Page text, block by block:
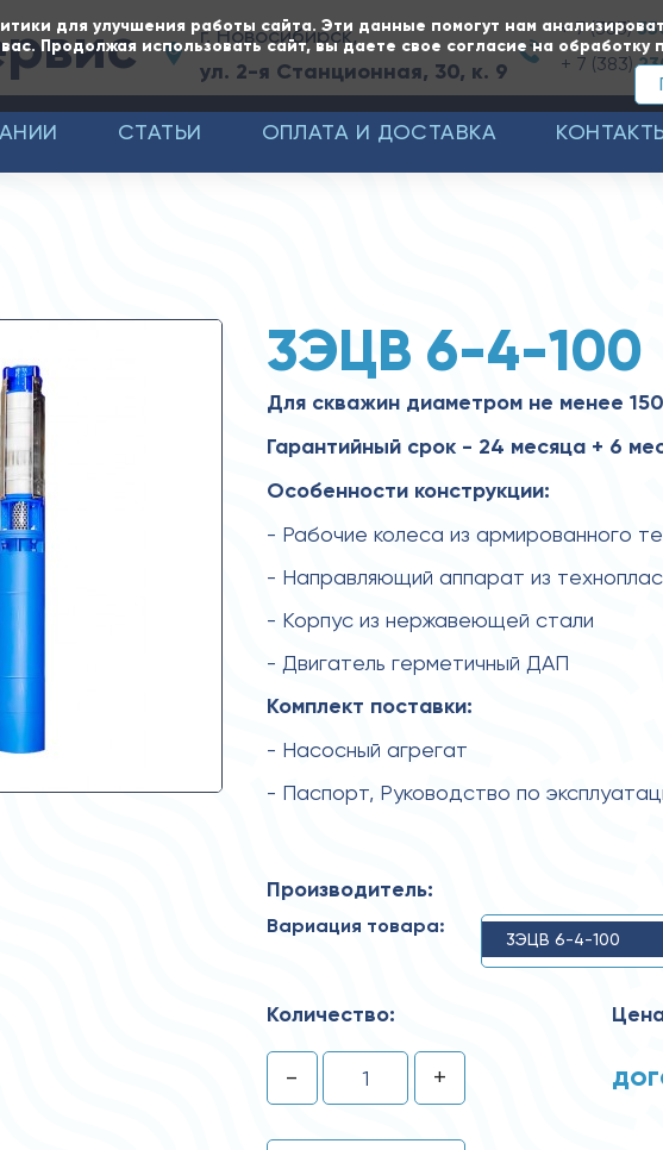
для улучшения работы сайта. Эти данные помогут нам
Продолжая использовать сайт, вы даете свое согласие на обработку
г. Новосибирск,
ул. 2-я Станционная, 30, к. 9
+ 7 (383)
+ 7 (383)
СТАТЬИ ОПЛАТА И ДОСТАВКА
3ЭЦВ 6-4-100
Для скважин диаметром не менее
Гарантийный срок - 24 месяца + 6
Особенности конструкции:
- Рабочие колеса из армированного
- Направляющий аппарат из
- Корпус из нержавеющей стали
- Двигатель герметичный ДАП
Комплект поставки:
- Насосный агрегат
- Паспорт, Руководство по
Производитель:
Вариация товара:
3ЭЦВ 6-4-100
Количество:
- +